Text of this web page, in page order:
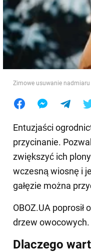
Jedzenie
Zimowe usuwanie
Entuzjaści
przycinanie.
zwiększyć ich
wczesną wiosnę i
gałęzie można
OBOZ.UA
drzew owocowych.
Dlaczego